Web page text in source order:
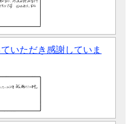
いただき感謝していま